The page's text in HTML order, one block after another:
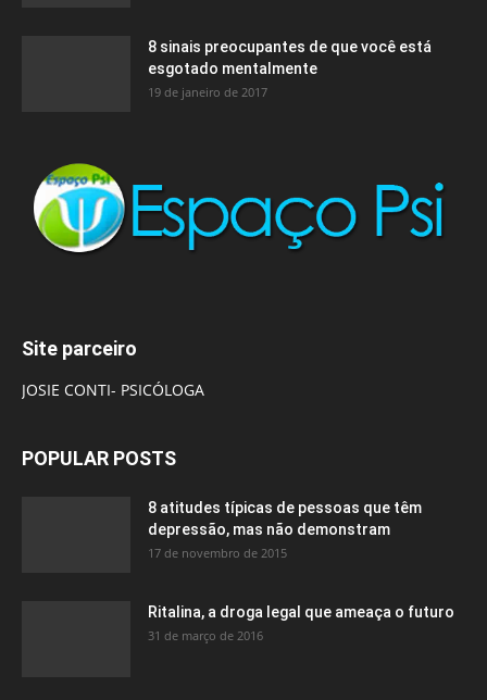
8 sinais preocupantes de que você está
esgotado mentalmente
19 de janeiro de 2017
Site parceiro
JOSIE CONTI- PSICÓLOGA
POPULAR POSTS
8 atitudes típicas de pessoas que têm
depressão, mas não demonstram
17 de novembro de 2015
Ritalina, a droga legal que ameaça o futuro
31 de março de 2016